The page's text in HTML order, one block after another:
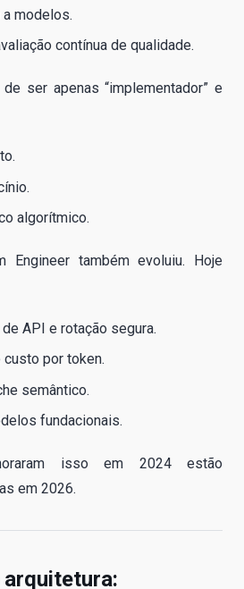
modelos.
contínua de qualidade.
ser apenas “implementador” e
algorítmico.
Engineer também evoluiu. Hoje
API e rotação segura.
por token.
semântico.
fundacionais.
isso em 2024 estão
em 2026.